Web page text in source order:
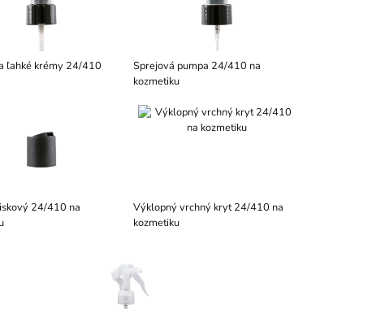
ľahké krémy 24/410
Sprejová pumpa 24/410 na
kozmetiku
24/410 na
Výklopný vrchný kryt 24/410 na
kozmetiku